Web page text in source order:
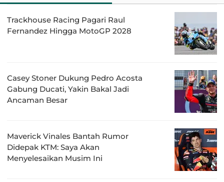
Trackhouse Racing Pagari Raul
Fernandez Hingga MotoGP 2028
Casey Stoner Dukung Pedro Acosta
Gabung Ducati, Yakin Bakal Jadi
Ancaman Besar
Maverick Vinales Bantah Rumor
Didepak KTM: Saya Akan
Menyelesaikan Musim Ini